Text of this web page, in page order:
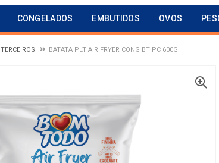
CONGELADOS EMBUTIDOS OVOS
TERCEIROS BATATA PLT AIR FRYER CONG BT PC 600G